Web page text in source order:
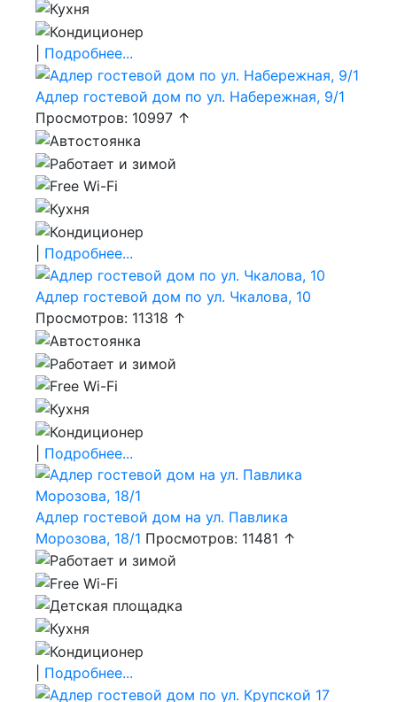
Подробнее...
Адлер гостевой дом по ул. Набережная, 9/1
Просмотров: 10997 ↑
Подробнее...
Адлер гостевой дом по ул. Чкалова, 10
Просмотров: 11318 ↑
Подробнее...
Адлер гостевой дом на ул. Павлика
Морозова, 18/1 Просмотров: 11481 ↑
Подробнее...